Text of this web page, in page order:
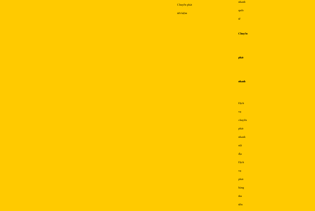
Chuyển phát
tiết kiệm
nhanh
quốc
tế
Chuyển
phát
nhanh
Dịch
vụ
chuyển
phát
nhanh
nội
địa
Dịch
vụ
phát
hàng
thu
tiền